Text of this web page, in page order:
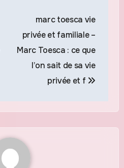
marc toesca vie
privée et familiale –
Marc Toesca : ce que
l’on sait de sa vie
privée et f